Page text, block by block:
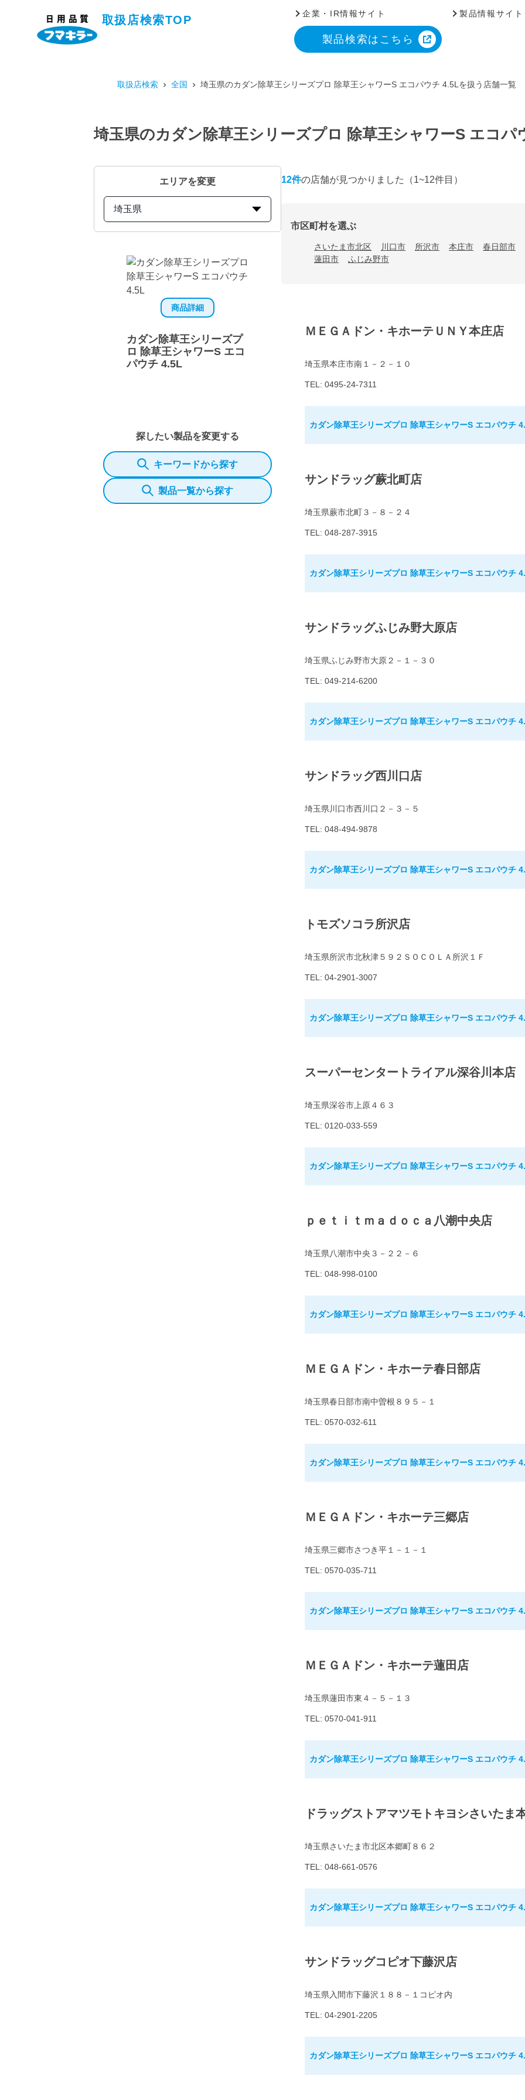
取扱店検索TOP
企業・IR情報サイト 製品情報サイト
製品検索はこちら
取扱店検索 全国 埼玉県のカダン除草王シリーズプロ 除草王シャワーS エコパウチ 4.5Lを扱う店舗一覧
埼玉県のカダン除草王シリーズプロ 除草王シャワーS エコパ
エリアを変更
埼玉県
商品詳細
カダン除草王シリーズプ
ロ 除草王シャワーS エコ
パウチ 4.5L
探したい製品を変更する
キーワードから探す
製品一覧から探す
12件の店舗が見つかりました （1~12件目）
市区町村を選ぶ
さいたま市北区 川口市 所沢市 本庄市
春日部市
蓮田市
ふじみ野市
ＭＥＧＡドン・キホーテＵＮＹ本庄店
埼玉県本庄市南１－２－１０
TEL: 0495-24-7311
カダン除草王シリーズプロ 除草王シャワーS エコパウチ
サンドラッグ蕨北町店
埼玉県蕨市北町３－８－２４
TEL: 048-287-3915
カダン除草王シリーズプロ 除草王シャワーS エコパウチ
サンドラッグふじみ野大原店
埼玉県ふじみ野市大原２－１－３０
TEL: 049-214-6200
カダン除草王シリーズプロ 除草王シャワーS エコパウチ
サンドラッグ西川口店
埼玉県川口市西川口２－３－５
TEL: 048-494-9878
カダン除草王シリーズプロ 除草王シャワーS エコパウチ
トモズソコラ所沢店
埼玉県所沢市北秋津５９２ＳＯＣＯＬＡ所沢１Ｆ
TEL: 04-2901-3007
カダン除草王シリーズプロ 除草王シャワーS エコパウチ
スーパーセンタートライアル深谷川本店
埼玉県深谷市上原４６３
TEL: 0120-033-559
カダン除草王シリーズプロ 除草王シャワーS エコパウチ
ｐｅｔｉｔｍａｄｏｃａ八潮中央店
埼玉県八潮市中央３－２２－６
TEL: 048-998-0100
カダン除草王シリーズプロ 除草王シャワーS エコパウチ
ＭＥＧＡドン・キホーテ春日部店
埼玉県春日部市南中曽根８９５－１
TEL: 0570-032-611
カダン除草王シリーズプロ 除草王シャワーS エコパウチ
ＭＥＧＡドン・キホーテ三郷店
埼玉県三郷市さつき平１－１－１
TEL: 0570-035-711
カダン除草王シリーズプロ 除草王シャワーS エコパウチ
ＭＥＧＡドン・キホーテ蓮田店
埼玉県蓮田市東４－５－１３
TEL: 0570-041-911
カダン除草王シリーズプロ 除草王シャワーS エコパウチ
ドラッグストアマツモトキヨシさいたま
埼玉県さいたま市北区本郷町８６２
TEL: 048-661-0576
カダン除草王シリーズプロ 除草王シャワーS エコパウチ
サンドラッグコピオ下藤沢店
埼玉県入間市下藤沢１８８－１コピオ内
TEL: 04-2901-2205
カダン除草王シリーズプロ 除草王シャワーS エコパウチ